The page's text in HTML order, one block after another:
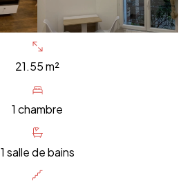
21.55 m²
1 chambre
1 salle de bains